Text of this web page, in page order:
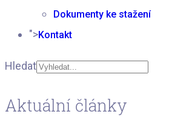
Dokumenty ke stažení
">Kontakt
Hledat
characters for results.
Aktuální články